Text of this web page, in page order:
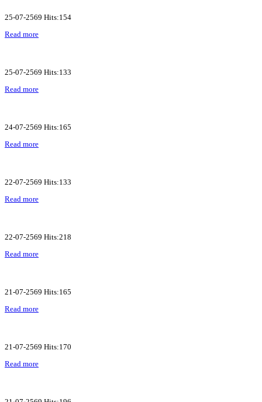
25-07-2569 Hits:154
Read more
25-07-2569 Hits:133
Read more
24-07-2569 Hits:165
Read more
22-07-2569 Hits:133
Read more
22-07-2569 Hits:218
Read more
21-07-2569 Hits:165
Read more
21-07-2569 Hits:170
Read more